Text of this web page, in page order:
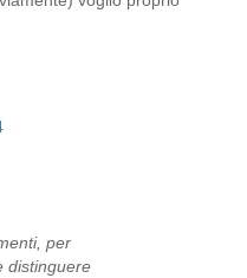
per
distinguere